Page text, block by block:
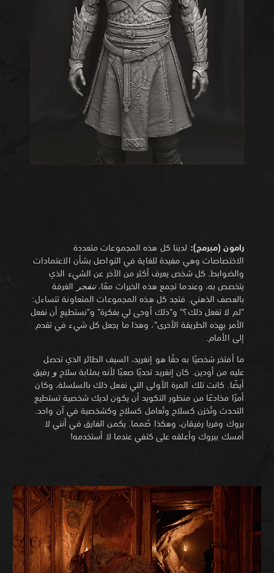
رامون (مبرمج): لدينا كل هذه المجموعات متعددة
الاختصاصات وهي مفيدة للغاية في التواصل بشأن الاعتمادات
والضوابط. كل شخص يعرف أكثر من الآخر عن الشيء الذي
يتخصص به، وعندما تجمع هذه الخبرات معًا،تنفجر الغرفة
بالعصف الذهني. فتجد كل هذه المجموعات المتعاونة تتساءل:
"لم لا تفعل ذلك؟" و"ذلك أوحى لي بفكرة" و"نستطيع أن نفعل
الأمر بهذه الطريقة الأخرى"، وهذا ما يجعل كل شيء في تقدم
إلى الأمام.
ما أفتخر شخصيًا به حقًا هو إنغريد، السيف الطائر الذي تحصل
عليه من أودين. كان إنغريد تحديًا صعبًا لأنه بمثابة سلاحو رفيق
أيضًا. كانت تلك المرة الأولى التي نفعل ذلك بالسلسلة، وكان
أمرًا مخادعًا من منظور التكويد أن يكون لديك شخصية تستطيع
التحدث وتُخزن كسلاح وتُعامل كسلاح وكشخصية في آن واحد.
بروك وفريا رفيقان، وهكذا صُمما. يكمن الفارق في أنني لا
أمسك ببروك وأعلقه على كتفي عندما لا أستخدمه!